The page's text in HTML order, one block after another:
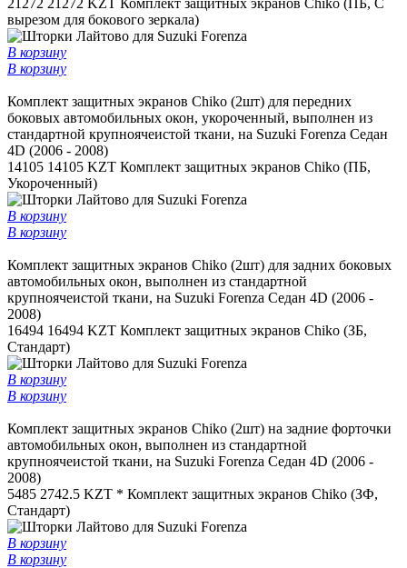
21272 21272 KZT Комплект защитных экранов Chiko (ПБ, С
вырезом для бокового зеркала)
В корзину
В корзину
Комплект защитных экранов Chiko (2шт) для передних
боковых автомобильных окон, укороченный, выполнен из
стандартной крупноячеистой ткани, на Suzuki Forenza Седан
4D (2006 - 2008)
14105 14105 KZT Комплект защитных экранов Chiko (ПБ,
Укороченный)
В корзину
В корзину
Комплект защитных экранов Chiko (2шт) для задних боковых
автомобильных окон, выполнен из стандартной
крупноячеистой ткани, на Suzuki Forenza Седан 4D (2006 -
2008)
16494 16494 KZT Комплект защитных экранов Chiko (ЗБ,
Стандарт)
В корзину
В корзину
Комплект защитных экранов Chiko (2шт) на задние форточки
автомобильных окон, выполнен из стандартной
крупноячеистой ткани, на Suzuki Forenza Седан 4D (2006 -
2008)
5485 2742.5 KZT * Комплект защитных экранов Chiko (ЗФ,
Стандарт)
В корзину
В корзину